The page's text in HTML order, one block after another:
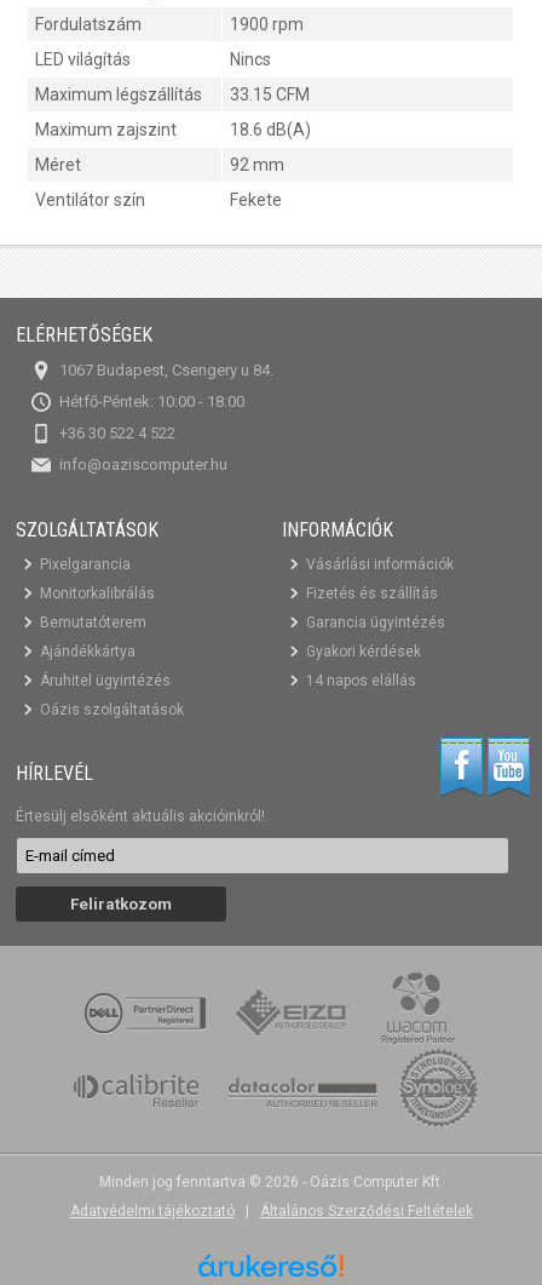
Fordulatszám
1900 rpm
LED világítás
Nincs
Maximum légszállítás
33.15 CFM
Maximum zajszint
18.6 dB(A)
Méret
92 mm
Ventilátor szín
Fekete
ELÉRHETŐSÉGEK
1067 Budapest, Csengery u 84.
Hétfő-Péntek: 10:00 - 18:00
+36 30 522 4 522
info@oaziscomputer.hu
SZOLGÁLTATÁSOK
Pixelgarancia
Monitorkalibrálás
Bemutatóterem
Ajándékkártya
Áruhitel ügyintézés
Oázis szolgáltatások
INFORMÁCIÓK
Vásárlási információk
Fizetés és szállítás
Garancia ügyintézés
Gyakori kérdések
14 napos elállás
HÍRLEVÉL
Értesülj elsőként aktuális akcióinkról!
Minden jog fenntartva © 2026 - Oázis Computer Kft.
Adatvédelmi tájékoztató
Általános Szerződési Feltételek